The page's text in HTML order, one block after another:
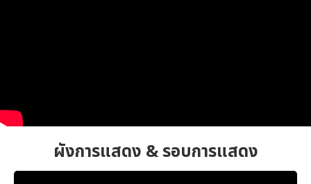
ผังการแสดง & รอบการแสดง